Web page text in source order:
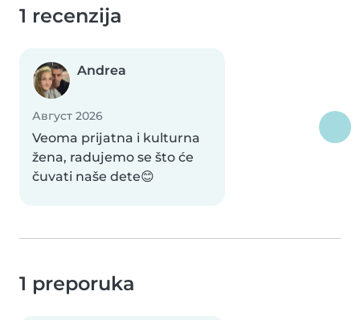
1 recenzija
Andrea
Август 2026
Veoma prijatna i kulturna
žena, radujemo se što će
čuvati naše dete😊
1 preporuka